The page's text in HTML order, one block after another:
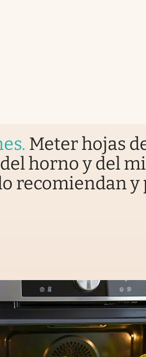
. Meter hojas
horno y del
recomiendan y